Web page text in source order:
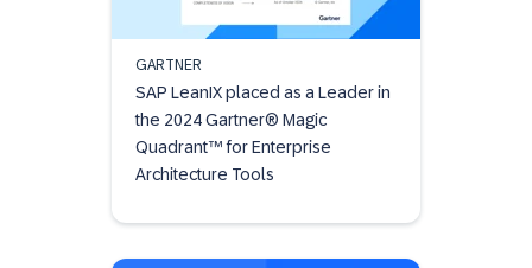
GARTNER
SAP LeanIX placed as a Leader in
the 2024 Gartner® Magic
Quadrant™ for Enterprise
Architecture Tools